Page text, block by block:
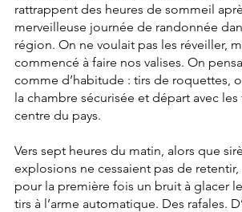
rattrappent des heures de sommeil
merveilleuse journée de randonnée
région. On ne voulait pas les réveiller,
commencé à faire nos valises. On
comme d’habitude : tirs de roquettes,
la chambre sécurisée et départ avec les
centre du pays.
Vers sept heures du matin, alors que
explosions ne cessaient pas de
pour la première fois un bruit à glacer
tirs à l’arme automatique. Des rafales.